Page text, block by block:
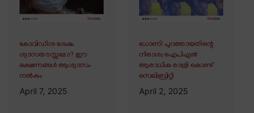
കോവിഡിനു ശേഷം
ശ്വാസതടസ്സമോ? ഈ
ഭക്ഷണങ്ങൾ ആശ്വാസം
നൽകും
April 7, 2025
ധോണി പുറത്തായതിന്റെ
നിരാശ; ഐപിഎൽ
ആരാധിക രാത്രി കൊണ്ട്
സെലിബ്രിറ്റി
April 2, 2025